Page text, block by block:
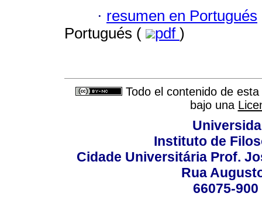
· resumen en Portugués
Portugués (
pdf )
Todo el contenido de
bajo una
Instituto de
Cidade Universitária Prof.
Rua
66075-